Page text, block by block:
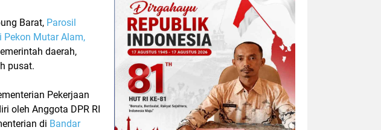
Barat, Parosil
Pekon Mutar Alam,
daerah,
pusat.
Pekerjaan
oleh Anggota DPR RI
di Bandar